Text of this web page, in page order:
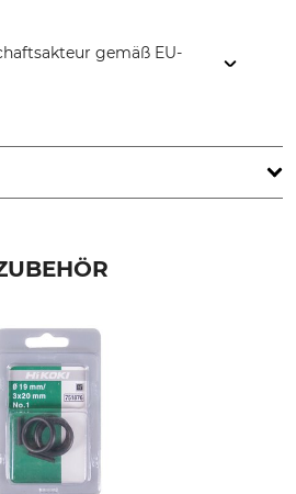
gemäß EU-
Schlagnuss